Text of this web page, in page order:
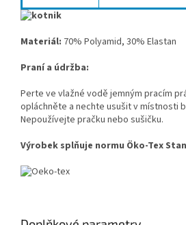
Materiál: 70% Polyamid, 30% Elastan
Praní a údržba:
Perte ve vlažné vodě jemným pracím
opláchněte a nechte usušit v místnosti
Nepoužívejte pračku nebo sušičku.
Výrobek splňuje normu Öko-Tex